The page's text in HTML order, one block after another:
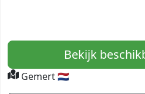
Bekijk
Gemert 🇳🇱